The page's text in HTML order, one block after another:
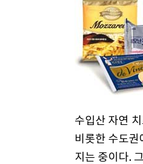
수입산 자연
비롯한 수도
지는 중이다.